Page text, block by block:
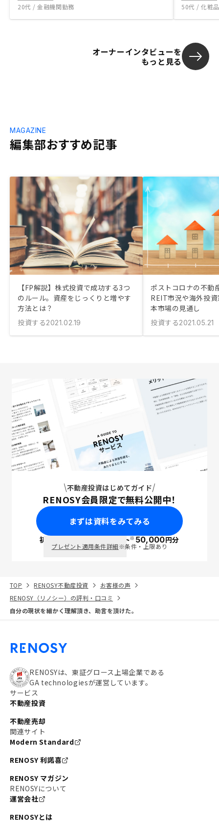
20代 / 金融機関勤務 50代 / 化粧
オーナーインタビューを
もっと見る
編集部おすすめ記事
MAGAZINE
【FP解説】株式投資で成功する3つ
のルール。資産をじっくりと増やす
方法とは？
投資する2021.02.19
ポストコロナの不動
REIT市況や海外投
本市場の見通し
投資する2021.05.21
不動産投資はじめてガイド
RENOSY会員限定で無料公開中！
まずは資料をみてみる
初回面談で ポイント※50,000円分
プレゼント適用条件詳細※条件・上限あり
TOP RENOSY不動産投資
お客様の声
RENOSY（リノシー）の評判・口コミ
自分の現状を細かく理解頂き、助言を頂けた。
RENOSYは、東証グロース上場企業である
GA technologiesが運営しています。
サービス
不動産投資
不動産売却
関連サイト
Modern Standard
RENOSY 利諾喜
RENOSY マガジン
RENOSYについて
運営会社
RENOSYとは